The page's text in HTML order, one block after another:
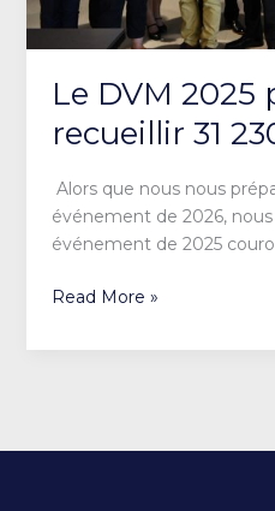
Le DVM 2025
recueillir 31
Alors que nous nous
événement de 2026,
événement de 2025
Read More »